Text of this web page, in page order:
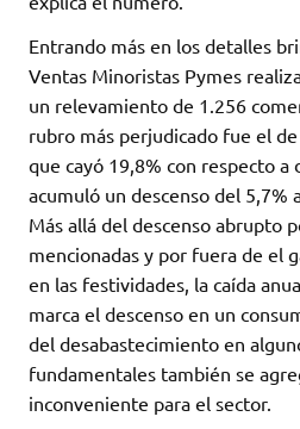
Entrando más en los detalles
Ventas Minoristas Pymes
un relevamiento de 1.256
rubro más perjudicado fue el
que cayó 19,8% con respecto
acumuló un descenso del 5,7%
Más allá del descenso abrupto
mencionadas y por fuera de el
en las festividades, la caída
marca el descenso en un
del desabastecimiento en
fundamentales también se
inconveniente para el sector.